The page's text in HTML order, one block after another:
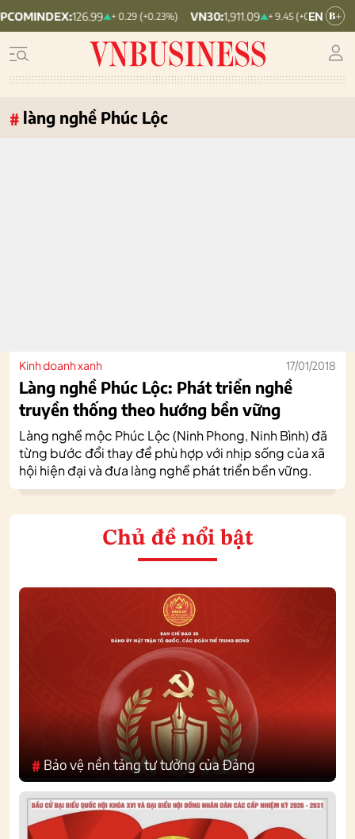
126.99 + 0.29 (+0.23%) VN30:1,911.09 + 9.45 (+0.5%) VNINDEX:
# làng nghề Phúc Lộc
Kinh doanh xanh 17/01/2018
Làng nghề Phúc Lộc: Phát triển nghề
truyền thống theo hướng bền vững
Làng nghề mộc Phúc Lộc (Ninh Phong, Ninh Bình) đã
từng bước đổi thay để phù hợp với nhịp sống của xã
hội hiện đại và đưa làng nghề phát triển bền vững.
Chủ đề nổi bật
# Bảo vệ nền tảng tư tưởng của Đảng